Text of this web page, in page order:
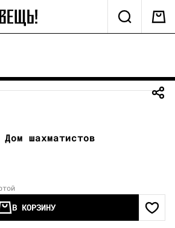
шахматистов
В КОРЗИНУ